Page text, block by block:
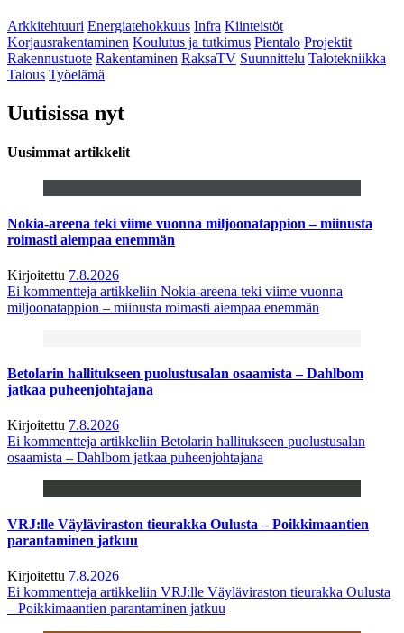
Arkkitehtuuri Energiatehokkuus Infra Kiinteistöt
Korjausrakentaminen Koulutus ja tutkimus Pientalo Projektit
Rakennustuote Rakentaminen RaksaTV Suunnittelu Talotekniikka
Talous Työelämä
Uutisissa nyt
Uusimmat artikkelit
Nokia-areena teki viime vuonna miljoonatappion – miinusta
roimasti aiempaa enemmän
Kirjoitettu 7.8.2026
Ei kommentteja artikkeliin Nokia-areena teki viime vuonna
miljoonatappion – miinusta roimasti aiempaa enemmän
Betolarin hallitukseen puolustusalan osaamista – Dahlbom
jatkaa puheenjohtajana
Kirjoitettu 7.8.2026
Ei kommentteja artikkeliin Betolarin hallitukseen puolustusalan
osaamista – Dahlbom jatkaa puheenjohtajana
VRJ:lle Väyläviraston tieurakka Oulusta – Poikkimaantien
parantaminen jatkuu
Kirjoitettu 7.8.2026
Ei kommentteja artikkeliin VRJ:lle Väyläviraston tieurakka Oulusta
– Poikkimaantien parantaminen jatkuu